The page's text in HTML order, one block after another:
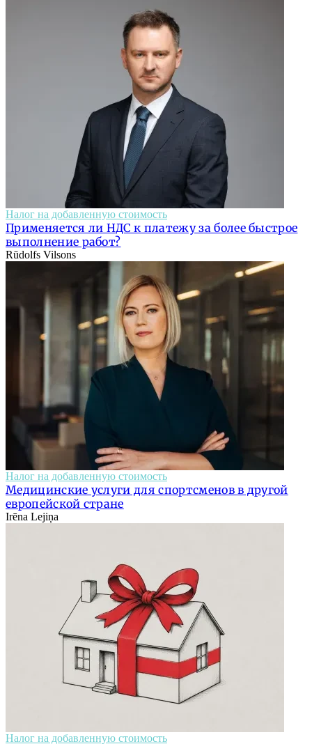
Налог на добавленную стоимость
Применяется ли НДС к платежу за более быстрое
выполнение работ?
Rūdolfs Vilsons
Налог на добавленную стоимость
Медицинские услуги для спортсменов в другой
европейской стране
Irēna Lejiņa
Налог на добавленную стоимость